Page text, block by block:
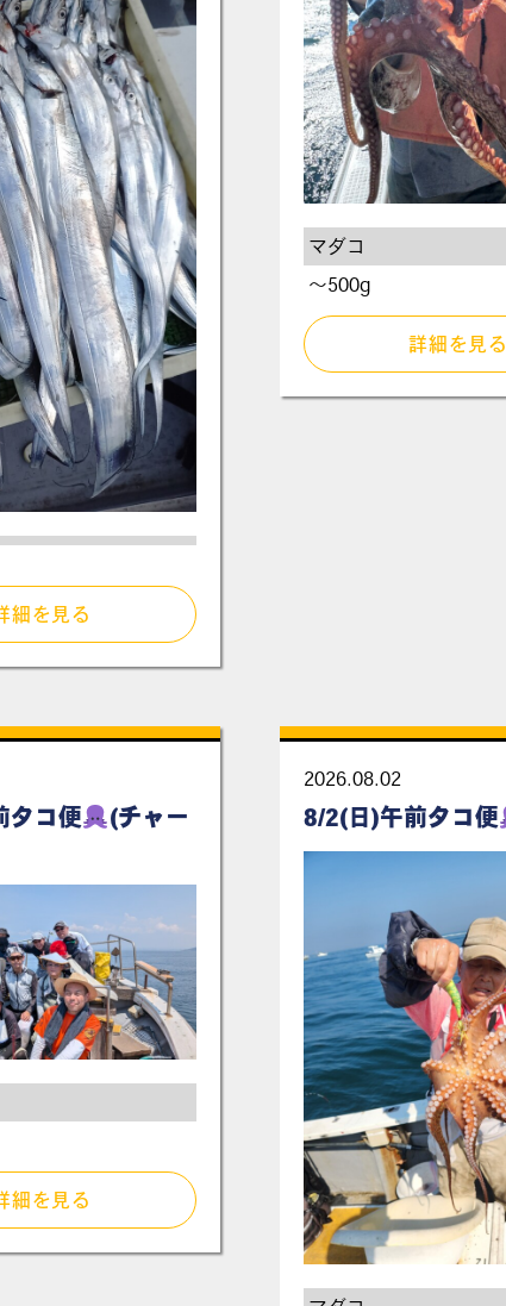
細を見る
マダコ
～500g
詳細を見る
タコ便
(チャー
細を見る
2026.08.02
8/2(日)午前タコ便